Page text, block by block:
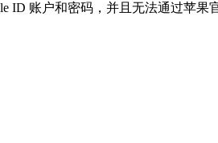
ID 账户和密码，并且无法通过苹果